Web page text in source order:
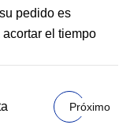
pedido es
el tiempo
Próximo